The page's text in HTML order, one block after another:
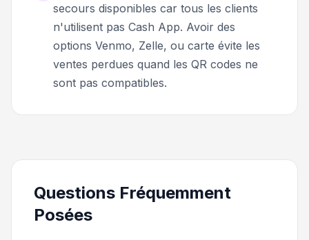
secours disponibles car tous les clients
n'utilisent pas Cash App. Avoir des
options Venmo, Zelle, ou carte évite les
ventes perdues quand les QR codes ne
sont pas compatibles.
Questions Fréquemment
Posées